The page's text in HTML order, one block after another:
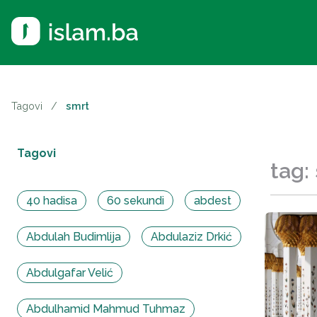
Tagovi / smrt
Tagovi
40 hadisa 60 sekundi abdest
Abdulah Budimlija Abdulaziz Drkić
Abdulgafar Velić
Abdulhamid Mahmud Tuhmaz
tag: